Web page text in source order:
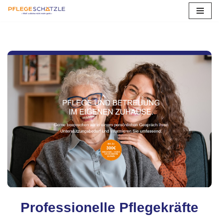
springen
Professionelle Pflegekräfte